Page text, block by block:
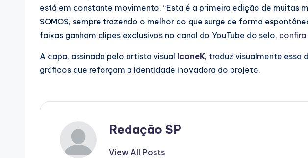
está em constante movimento. “Esta é a primeira edição de muitas
SOMOS, sempre trazendo o melhor do que surge de forma
faixas ganham clipes exclusivos no canal do YouTube do selo, confira
A capa, assinada pelo artista visual IconeK, traduz visualmente essa
gráficos que reforçam a identidade inovadora do projeto.
Redação SP
View All Posts